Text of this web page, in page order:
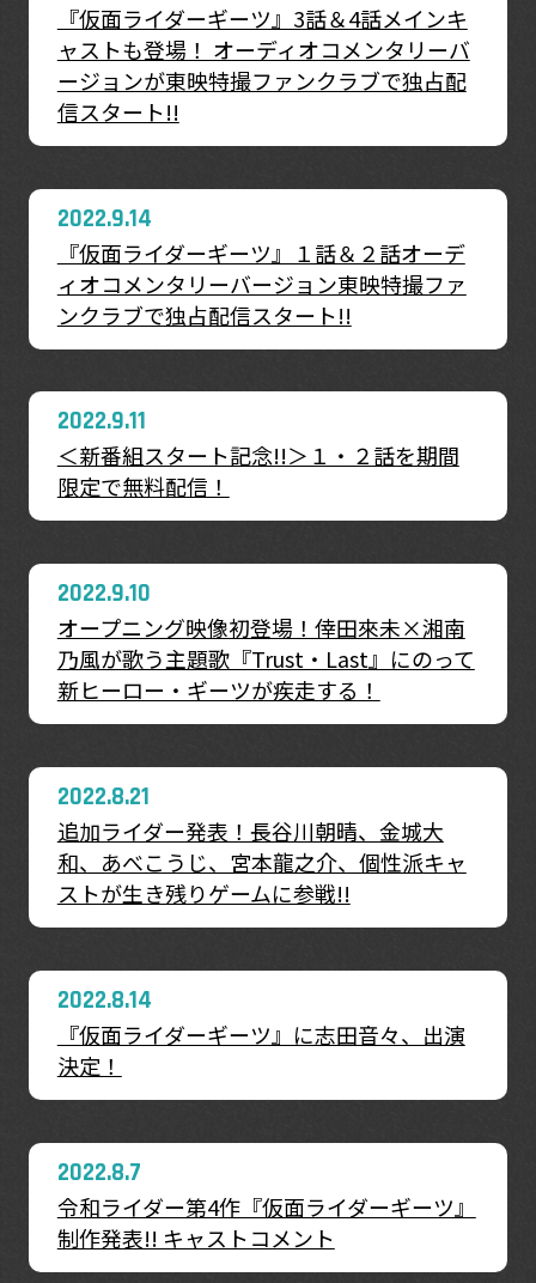
『仮面ライダーギーツ』3話＆4話メインキ
ャストも登場！ オーディオコメンタリーバ
ージョンが東映特撮ファンクラブで独占配
信スタート!!
2022.9.14
『仮面ライダーギーツ』１話＆２話オーデ
ィオコメンタリーバージョン東映特撮ファ
ンクラブで独占配信スタート!!
2022.9.11
＜新番組スタート記念!!＞１・２話を期間
限定で無料配信！
2022.9.10
オープニング映像初登場！倖田來未×湘南
乃風が歌う主題歌『Trust・Last』にのって
新ヒーロー・ギーツが疾走する！
2022.8.21
追加ライダー発表！長谷川朝晴、金城大
和、あべこうじ、宮本龍之介、個性派キャ
ストが生き残りゲームに参戦!!
2022.8.14
『仮面ライダーギーツ』に志田音々、出演
決定！
2022.8.7
令和ライダー第4作『仮面ライダーギーツ』
制作発表!! キャストコメント